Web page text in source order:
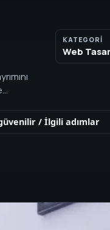
KATEGORI
Web
/İlgili adımlar